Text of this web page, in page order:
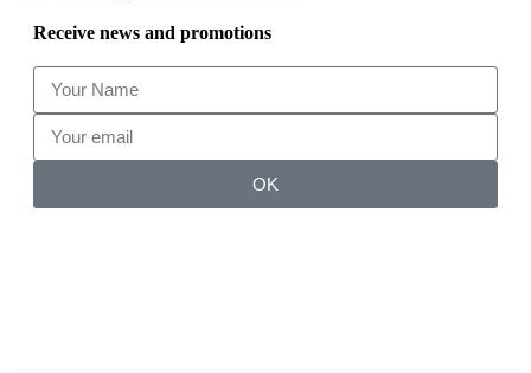
Receive news and promotions
OK